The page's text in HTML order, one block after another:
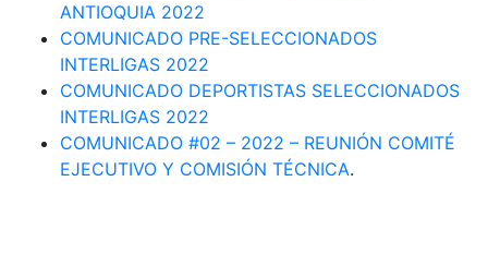
ANTIOQUIA 2022
COMUNICADO PRE-SELECCIONADOS
INTERLIGAS 2022
COMUNICADO DEPORTISTAS SELECCIONADOS
INTERLIGAS 2022
COMUNICADO #02 – 2022 – REUNIÓN COMITÉ
EJECUTIVO Y COMISIÓN TÉCNICA.